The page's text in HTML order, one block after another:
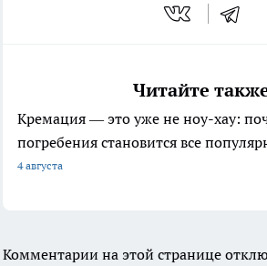
Читайте
Кремация — это уже не ноу-хау:
погребения становится все
4 августа
Комментарии на этой странице